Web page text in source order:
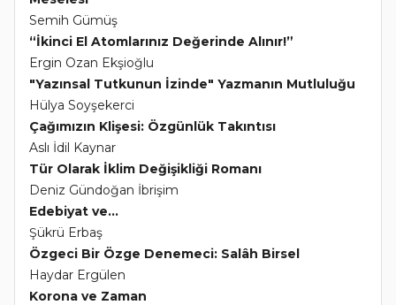
Semih Gümüş
“İkinci El Atomlarınız Değerinde Alınır!”
Ergin Ozan Ekşioğlu
"Yazınsal Tutkunun İzinde" Yazmanın Mutluluğu
Hülya Soyşekerci
Çağımızın Klişesi: Özgünlük Takıntısı
Aslı İdil Kaynar
Tür Olarak İklim Değişikliği Romanı
Deniz Gündoğan İbrişim
Edebiyat ve...
Şükrü Erbaş
Özgeci Bir Özge Denemeci: Salâh Birsel
Haydar Ergülen
Korona ve Zaman